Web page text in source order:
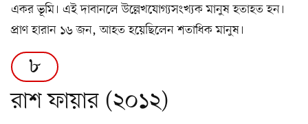
একর ভূমি। এই দাবানলে উল্লেখযোগ্যসংখ্যক মানুষ হতাহত হন।
প্রাণ হারান ১৬ জন, আহত হয়েছিলেন শতাধিক মানুষ।
৮
রাশ ফায়ার (২০১২)